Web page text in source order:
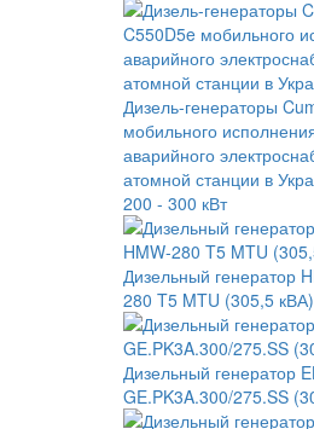
Дизель-генераторы
мобильного
аварийного
атомной станции в
200 - 300 кВт
Дизельный генератор
280 T5 MTU (305,5
Дизельный генератор
GE.PK3A.300/275.SS